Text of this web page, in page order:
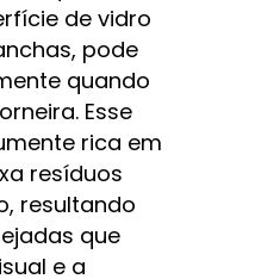
de vidro
pode
quando
Esse
rica em
resíduos
resultando
que
e a